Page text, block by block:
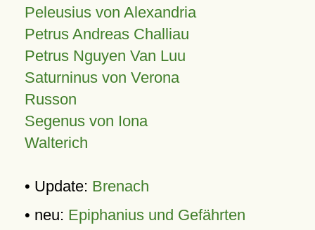
Peleusius von Alexandria
Petrus Andreas Challiau
Petrus Nguyen Van Luu
Saturninus von Verona
Russon
Segenus von Iona
Walterich
• Update: Brenach
• neu: Epiphanius und Gefährten